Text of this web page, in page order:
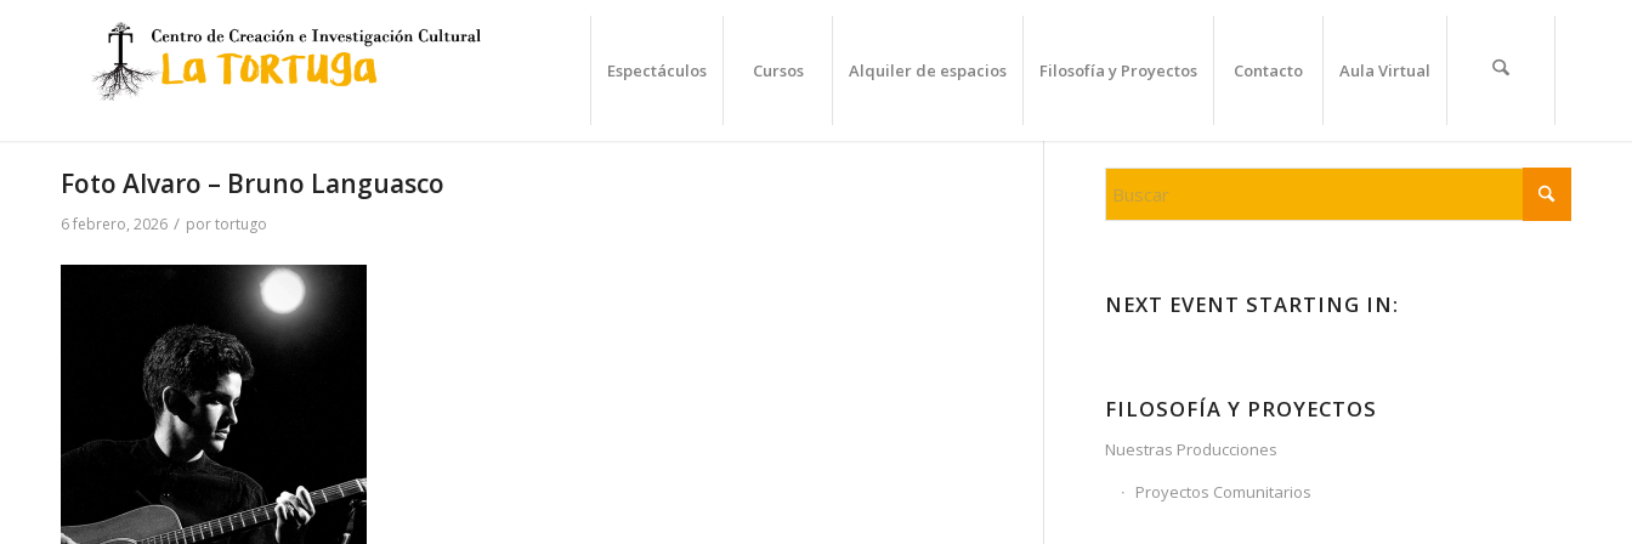
Espectáculos Cursos Alquiler de espacios Filosofía y Proyectos Contacto Aula Virtual
Foto Alvaro – Bruno Languasco
6 febrero, 2026 / portortugo
NEXT EVENT STARTING IN:
FILOSOFÍA Y PROYECTOS
Nuestras Producciones
Proyectos Comunitarios